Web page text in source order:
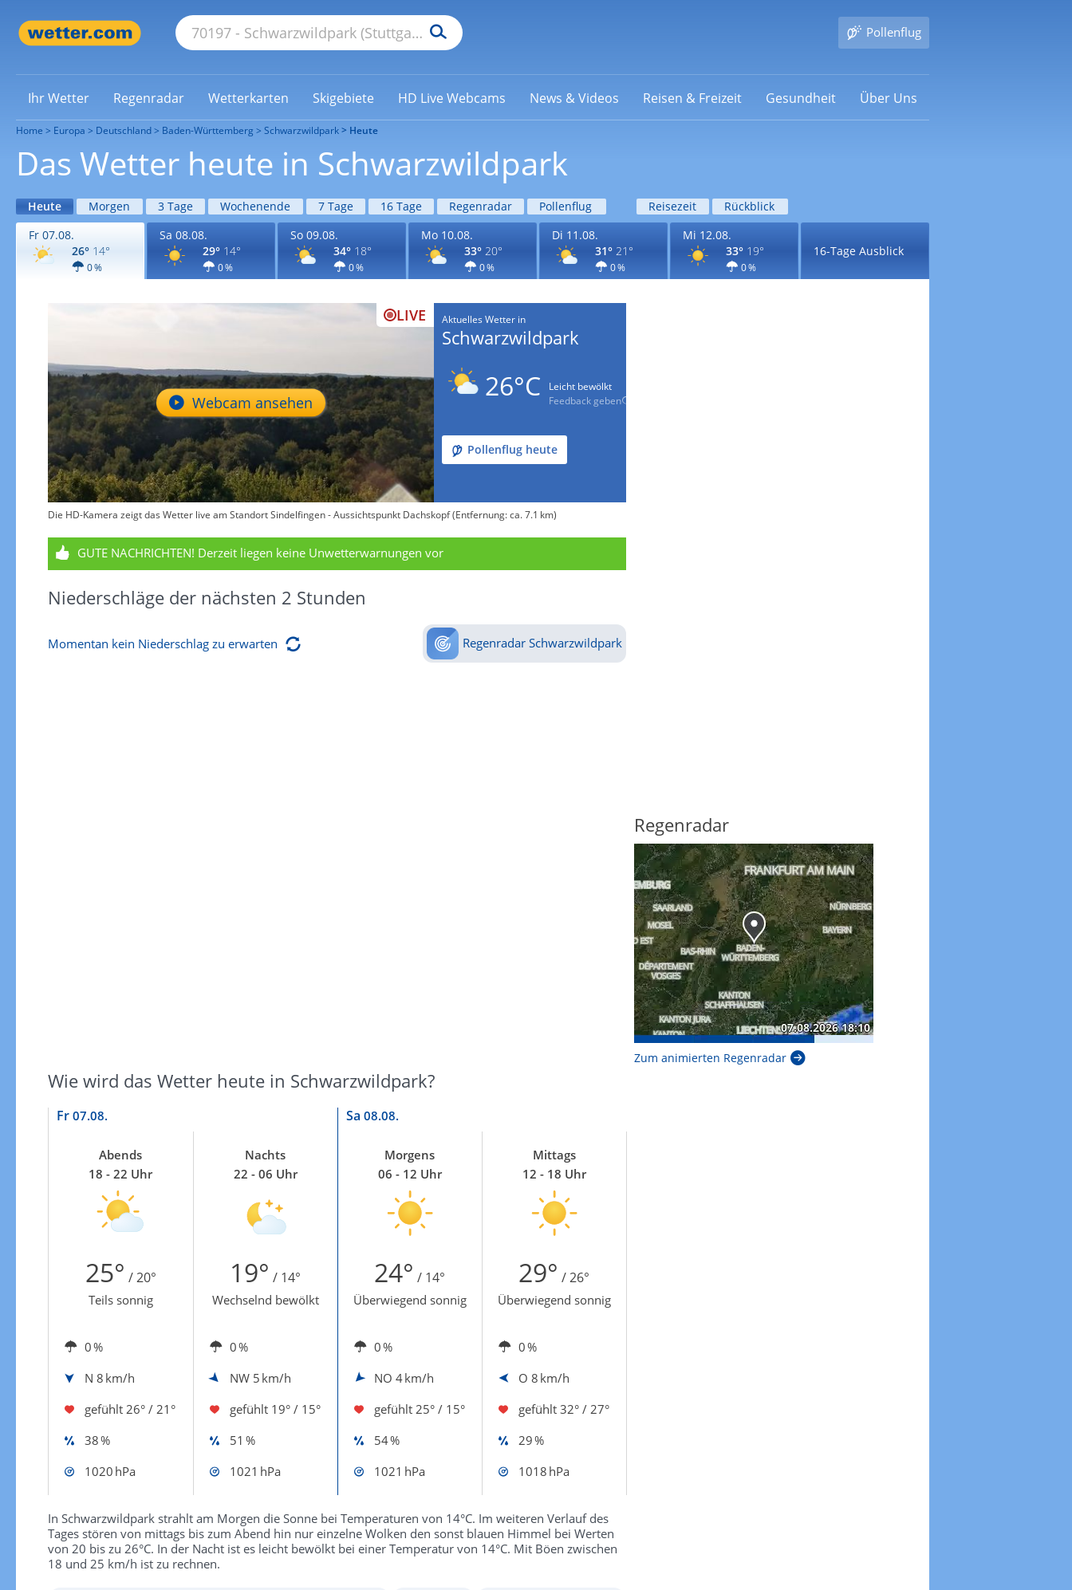
Pollenflug
Ihr Wetter Regenradar Wetterkarten Skigebiete HD Live Webcams News & Videos Reisen & Freizeit Gesundheit Über Uns
Home Europa Deutschland Baden-Württemberg Schwarzwildpark Heute
Das Wetter heute in Schwarzwildpark
Heute Morgen 3 Tage Wochenende 7 Tage 16 Tage Regenradar Pollenflug Reisezeit
Rückblick
Fr 07.08.
26° 14°
0 %
Sa 08.08.
29° 14°
0 %
So 09.08.
34° 18°
0 %
Mo 10.08.
33° 20°
0 %
Di 11.08.
31° 21°
0 %
Mi 12.08.
33° 19°
0 %
16-Tage Ausblick
LIVE
Webcam ansehen
Aktuelles Wetter in
Schwarzwildpark
26°C
Leicht bewölkt
Feedback geben
Pollenflug heute
Die HD-Kamera zeigt das Wetter live am Standort Sindelfingen - Aussichtspunkt Dachskopf (Entfernung: ca. 7.1 km)
GUTE NACHRICHTEN! Derzeit liegen keine Unwetterwarnungen vor
Niederschläge der nächsten 2 Stunden
Momentan kein Niederschlag zu erwarten Regenradar Schwarzwildpark
Wie wird das Wetter heute in Schwarzwildpark?
Fr 07.08. Sa 08.08.
Abends
18 - 22 Uhr
Nachts
22 - 06 Uhr
Morgens
06 - 12 Uhr
Mittags
12 - 18 Uhr
25° / 20° 19° / 14° 24° / 14° 29° / 26°
Teils sonnig Wechselnd bewölkt Überwiegend sonnig Überwiegend sonnig
0 % 0 % 0 %
0 %
N 8 km/h NW 5 km/h NO 4 km/h O 8 km/h
gefühlt 26° / 21° gefühlt 19° / 15° gefühlt 25° / 15° gefühlt 32° / 27°
38 %
51 % 54 %
29 %
1020 hPa
1021 hPa 1021 hPa 1018 hPa
In Schwarzwildpark strahlt am Morgen die Sonne bei Temperaturen von 14°C. Im weiteren Verlauf des
Tages stören von mittags bis zum Abend hin nur einzelne Wolken den sonst blauen Himmel bei Werten
von 20 bis zu 26°C. In der Nacht ist es leicht bewölkt bei einer Temperatur von 14°C. Mit Böen zwischen
18 und 25 km/h ist zu rechnen.
Regenradar
Zum animierten Regenradar